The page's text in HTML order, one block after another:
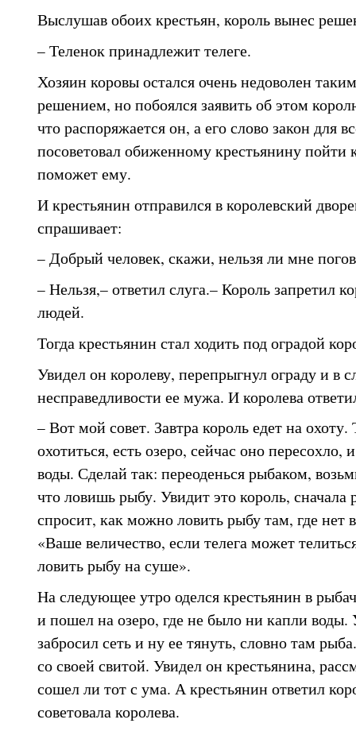
Выслушав обоих крестьян, король вынес
– Теленок принадлежит телеге.
Хозяин коровы остался очень недоволен
решением, но побоялся заявить об этом
что распоряжается он, а его слово закон для
посоветовал обиженному крестьянину пойти
поможет ему.
И крестьянин отправился в королевский
спрашивает:
– Добрый человек, скажи, нельзя ли мне
– Нельзя,– ответил слуга.– Король запретил
людей.
Тогда крестьянин стал ходить под оградой
Увидел он королеву, перепрыгнул ограду и в
несправедливости ее мужа. И королева
– Вот мой совет. Завтра король едет на охоту.
охотиться, есть озеро, сейчас оно пересохло,
воды. Сделай так: переоденься рыбаком,
что ловишь рыбу. Увидит это король, сначала
спросит, как можно ловить рыбу там, где нет
«Ваше величество, если телега может
ловить рыбу на суше».
На следующее утро оделся крестьянин в
и пошел на озеро, где не было ни капли воды.
забросил сеть и ну ее тянуть, словно там
со своей свитой. Увидел он крестьянина,
сошел ли тот с ума. А крестьянин ответил
советовала королева.